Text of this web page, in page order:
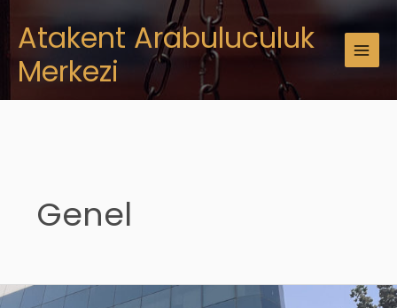
atlaAtakent Arabuluculuk
Merkezi
MAIN
Genel
Atakent